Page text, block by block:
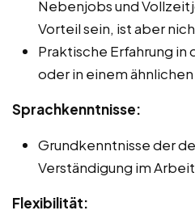
Nebenjobs und
Vorteil sein, ist aber
Praktische Erfahrung
oder in einem
Sprachkenntnisse:
Grundkenntnisse der
Verständigung im
Flexibilität: